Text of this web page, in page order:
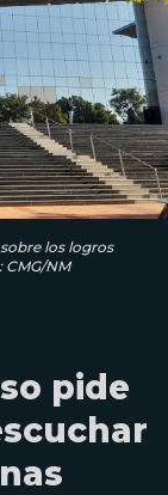
los logros
NM
pide